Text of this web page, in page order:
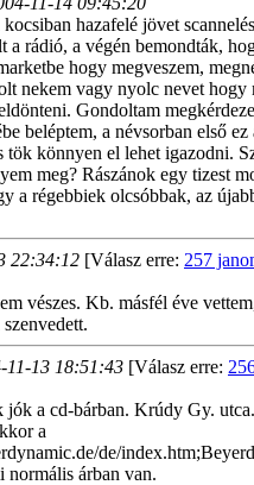
hazafelé jövet
a rádió, a végén bemondták,
hogy megveszem,
nekem vagy nyolc nevet hogy
Gondoltam
beléptem, a névsorban első ez
tök könnyen el lehet igazodni.
meg? Rászánok egy tizest
a régebbiek olcsóbbak, az
22:34:12 [Válasz erre: 257
vészes. Kb. másfél éve
11-13 18:51:43 [Válasz erre:
jók a cd-bárban. Krúdy Gy.
a
de/
normális árban van.